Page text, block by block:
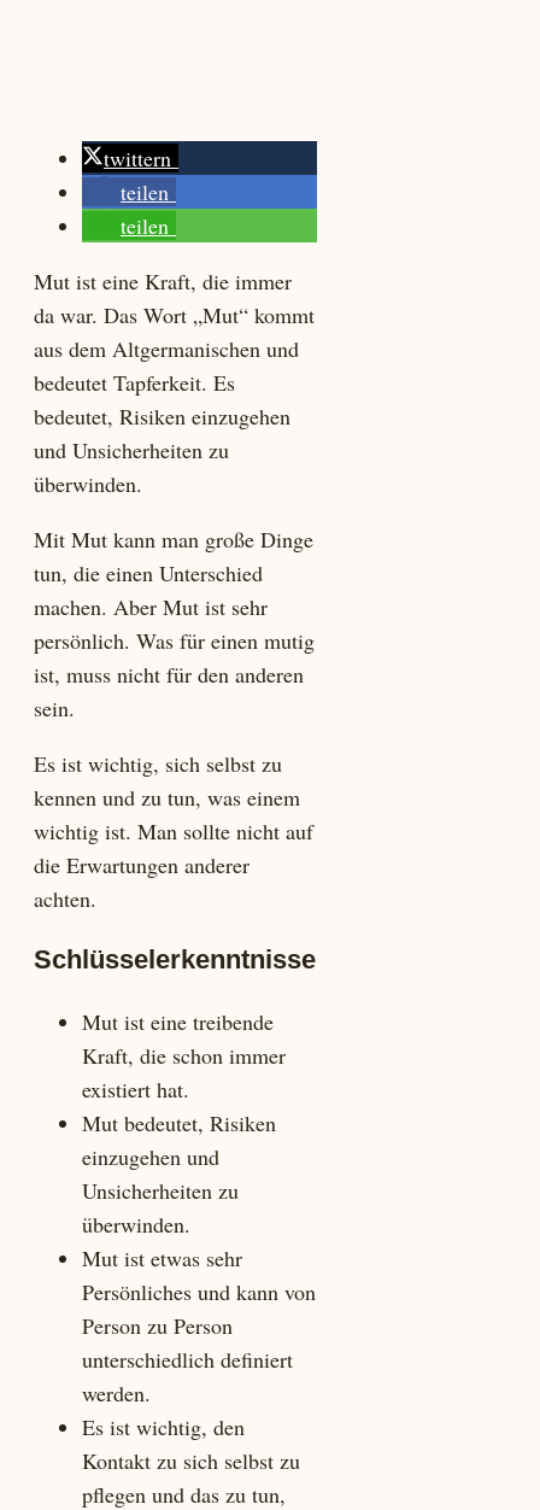
twittern
teilen
teilen
Mut ist eine Kraft, die immer
da war. Das Wort „Mut“ kommt
aus dem Altgermanischen und
bedeutet Tapferkeit. Es
bedeutet, Risiken einzugehen
und Unsicherheiten zu
überwinden.
Mit Mut kann man große Dinge
tun, die einen Unterschied
machen. Aber Mut ist sehr
persönlich. Was für einen mutig
ist, muss nicht für den anderen
sein.
Es ist wichtig, sich selbst zu
kennen und zu tun, was einem
wichtig ist. Man sollte nicht auf
die Erwartungen anderer
achten.
Schlüsselerkenntnisse
Mut ist eine treibende
Kraft, die schon immer
existiert hat.
Mut bedeutet, Risiken
einzugehen und
Unsicherheiten zu
überwinden.
Mut ist etwas sehr
Persönliches und kann von
Person zu Person
unterschiedlich definiert
werden.
Es ist wichtig, den
Kontakt zu sich selbst zu
pflegen und das zu tun,